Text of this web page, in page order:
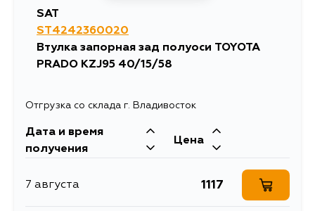
SAT
ST4242360020
Втулка запорная зад полуоси TOYOTA
PRADO KZJ95 40/15/58
Отгрузка со склада г. Владивосток
Дата и время
получения
Цена
7 августа 1117